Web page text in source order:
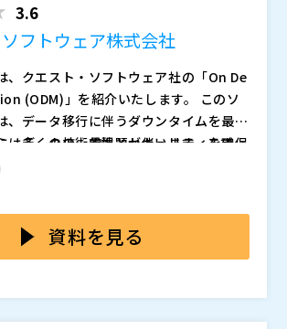
3.6
フトウェア株式会社
、クエスト・ソフトウェア社の「On De
(ODM)」を紹介いたします。 このソ
、データ移行に伴うダウンタイムを最小
、データの一貫性とセキュリティを確保
後のスムーズな業務継続を目指していま
は多くの技術的課題が伴います。まず、
ダウンタイムを最小限に抑える必要があ
メインを統合する際の複雑なプロセス、
(AD)の再構築と管理、そして全ての
題をクリアするためには、経験豊富な
高度なツールが不可欠です。
365のテナント統合の必要性が急
また同一企業グループ内でも海外子会
た要望も存在しています。 テナント統
で一貫したコミュニケーション環境を提
別価格（ウェビナー時公開）
ブ登壇を予定しておりますが、やむを
資料を見る